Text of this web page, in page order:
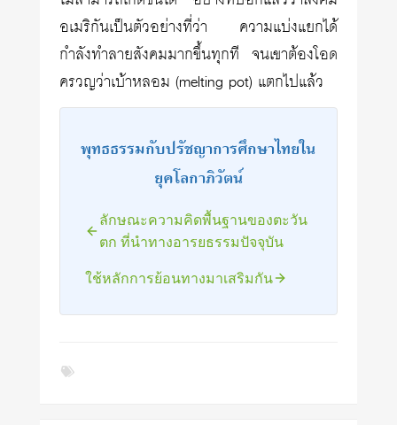
อเมริกันเป็นตัวอย่างที่ว่า ความแบ่งแยกได้
กำลังทำลายสังคมมากขึ้นทุกที จนเขาต้องโอด
ครวญว่าเบ้าหลอม (melting pot) แตกไปแล้ว
พุทธธรรมกับปรัชญาการศึกษาไทยใน
ยุคโลกาภิวัตน์
ลักษณะความคิดพื้นฐานของตะวัน
ตก ที่นำทางอารยธรรมปัจจุบัน
ใช้หลักการย้อนทางมาเสริมกัน